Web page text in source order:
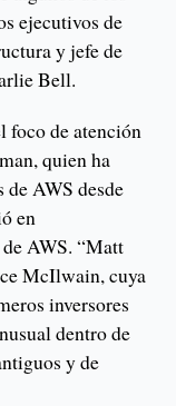
ejecutivos de
y jefe de
Bell.
foco de atención
quien ha
AWS desde
en
AWS. “Matt
McIlwain, cuya
inversores
dentro de
y de